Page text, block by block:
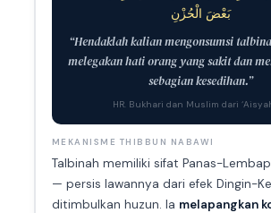
بَعْضَ الْحُزْنِ
“Hendaklah kalian mengonsumsi
melegakan hati orang yang sakit dan
sebagian kesedihan.”
HR. Bukhari dan Muslim dari
MEKANISME THIBBUN NABAWI
Talbinah memiliki sifat Panas-
— persis lawannya dari efek Dingin-
ditimbulkan huzun. Ia melapangkan